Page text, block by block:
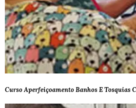
Curso Aperfeiçoamento Banhos E Tosquias